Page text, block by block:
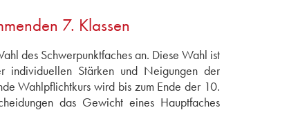
7. Klassen
des Schwerpunktfaches an. Diese Wahl ist
individuellen Stärken und Neigungen der
Wahlpflichtkurs wird bis zum Ende der 10.
das Gewicht eines Hauptfaches